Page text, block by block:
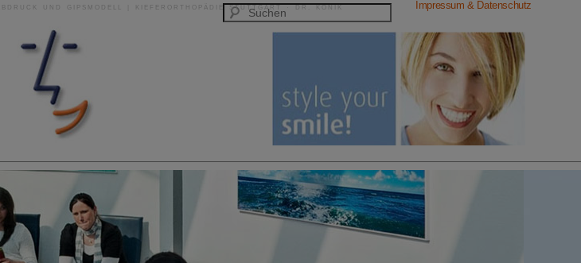
Impressum & Datenschutz
UND GIPSMODELL | KIEFERORTHOPÄDIE STUTTGART · DR. KONIK